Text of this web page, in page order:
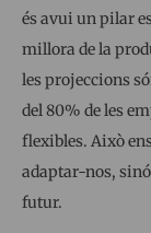
és avui un pilar
millora de la
les projeccions
del 80% de les
flexibles. Això
adaptar-nos,
futur.